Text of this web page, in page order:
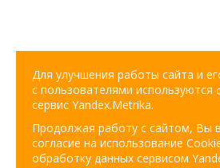
Для улучшения работы сайта и
с пользователями используются
сервис Yandex.Metrika.
Продолжая работу с сайтом, Вы
согласие на использование
обработку данных сервисом